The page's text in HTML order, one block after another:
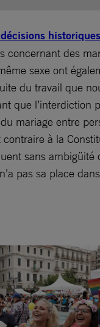
historiques
concernant des
sexe ont
du travail que
que l’interdiction
mariage entre
contraire à la
sans ambigüité
pas sa place